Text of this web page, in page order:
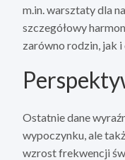
m.in. warsztaty dla
szczegółowy
zarówno rodzin, jak
Ostatnie dane
wypoczynku, ale
wzrost frekwencji